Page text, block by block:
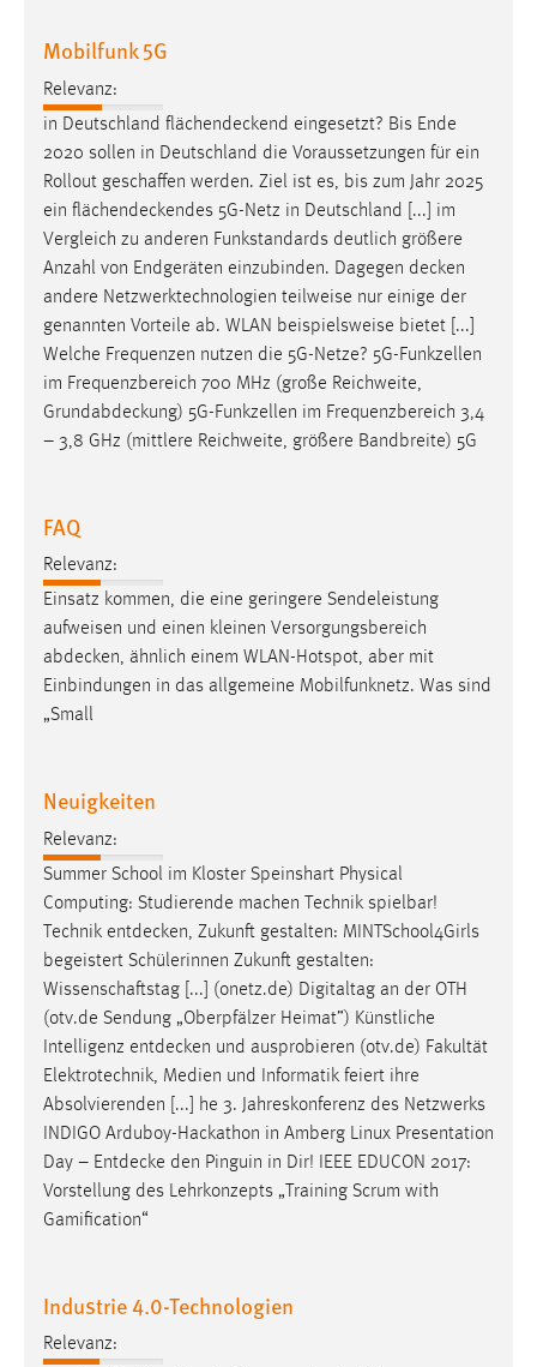
Mobilfunk 5G
Relevanz:
in Deutschland flächendeckend eingesetzt? Bis Ende
2020 sollen in Deutschland die Voraussetzungen für ein
Rollout geschaffen werden. Ziel ist es, bis zum Jahr 2025
ein flächendeckendes 5G-Netz in Deutschland [...] im
Vergleich zu anderen Funkstandards deutlich größere
Anzahl von Endgeräten einzubinden. Dagegen decken
andere Netzwerktechnologien teilweise nur einige der
genannten Vorteile ab. WLAN beispielsweise bietet [...]
Welche Frequenzen nutzen die 5G-Netze? 5G-Funkzellen
im Frequenzbereich 700 MHz (große Reichweite,
Grundabdeckung) 5G-Funkzellen im Frequenzbereich 3,4
– 3,8 GHz (mittlere Reichweite, größere Bandbreite) 5G
FAQ
Relevanz:
Einsatz kommen, die eine geringere Sendeleistung
aufweisen und einen kleinen Versorgungsbereich
abdecken, ähnlich einem WLAN-Hotspot, aber mit
Einbindungen in das allgemeine Mobilfunknetz. Was sind
„Small
Neuigkeiten
Relevanz:
Summer School im Kloster Speinshart Physical
Computing: Studierende machen Technik spielbar!
Technik entdecken, Zukunft gestalten: MINTSchool4Girls
begeistert Schülerinnen Zukunft gestalten:
Wissenschaftstag [...] (onetz.de) Digitaltag an der OTH
(otv.de Sendung „Oberpfälzer Heimat”) Künstliche
Intelligenz entdecken und ausprobieren (otv.de) Fakultät
Elektrotechnik, Medien und Informatik feiert ihre
Absolvierenden [...] he 3. Jahreskonferenz des Netzwerks
INDIGO Arduboy-Hackathon in Amberg Linux Presentation
Day – Entdecke den Pinguin in Dir! IEEE EDUCON 2017:
Vorstellung des Lehrkonzepts „Training Scrum with
Gamification“
Industrie 4.0-Technologien
Relevanz: